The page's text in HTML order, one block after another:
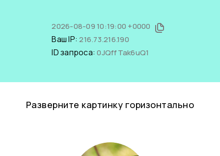
2026-08-09 10:19:00 +0000
Ваш IP:216.73.216.190
ID запроса:0JQffTak6uQ1
Разверните картинку горизонтально